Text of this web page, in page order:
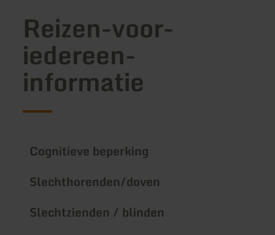
Reizen-voor-
iedereen-
informatie
Cognitieve beperking
Slechthorenden/doven
Slechtzienden / blinden